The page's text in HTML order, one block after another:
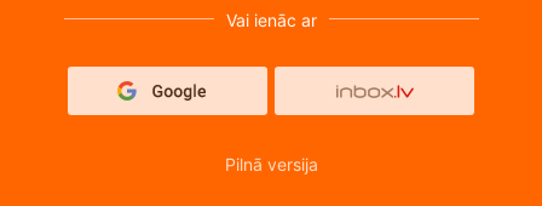
Vai ienāc ar
Pilnā versija